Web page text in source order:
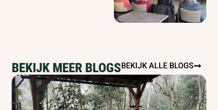
BEKIJK MEER BLOGSBEKIJK ALLE BLOGS